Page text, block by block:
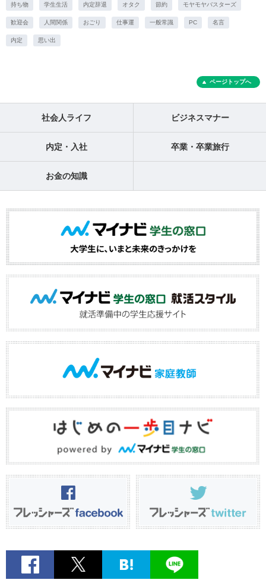
持ち物 学生生活 内定辞退 オタク 節約 モヤモヤバスターズ
歓迎会 人間関係 おごり 仕事運 一般常識 PC 名言
内定 思い出
ページトップへ
社会人ライフ ビジネスマナー
内定・入社 卒業・卒業旅行
お金の知識